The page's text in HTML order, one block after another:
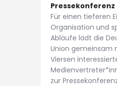
Pressekonferenz
Für einen tieferen
Organisation und
Abläufe lädt die
Union gemeinsam
Viersen
zur